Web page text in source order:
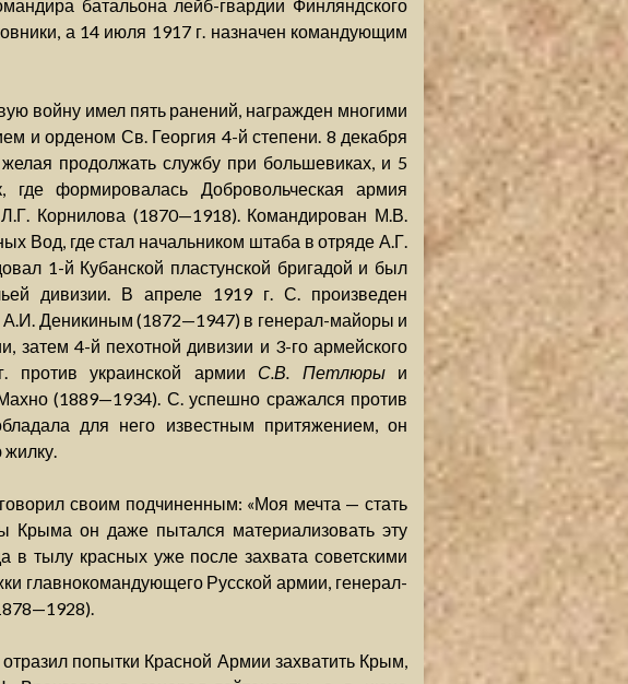
батальона лейб-гвардии Финляндского
а 14 июля 1917 г. назначен командующим
войну имел пять ранений, награжден многими
и орденом Св. Георгия 4-й степени. 8 декабря
продолжать службу при большевиках, и 5
формировалась Добровольческая армия
Корнилова (1870—1918). Командирован М.В.
Вод, где стал начальником штаба в отряде А.Г.
1-й Кубанской пластунской бригадой и был
дивизии. В апреле 1919 г. С. произведен
Деникиным (1872—1947) в генерал-майоры и
затем 4-й пехотной дивизии и 3-го армейского
против украинской армии С.В. Петлюрыи
(1889—1934). С. успешно сражался против
для него известным притяжением, он
своим подчиненным: «Моя мечта — стать
он даже пытался материализовать эту
в тылу красных уже после захвата советскими
главнокомандующего Русской армии, генерал-
попытки Красной Армии захватить Крым,